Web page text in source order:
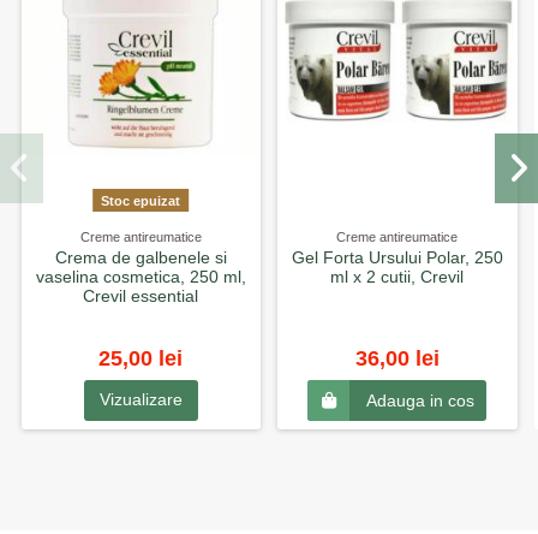
Stoc epuizat
Creme antireumatice
Crema de galbenele si
vaselina cosmetica, 250 ml,
Crevil essential
25,00 lei
Vizualizare
Creme antireumatice
Gel Forta Ursului Polar, 250
ml x 2 cutii, Crevil
36,00 lei
Adauga in cos